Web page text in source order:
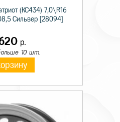
(КС434) 7,0\R16
Сильвер [28094]
р.
10 шт.